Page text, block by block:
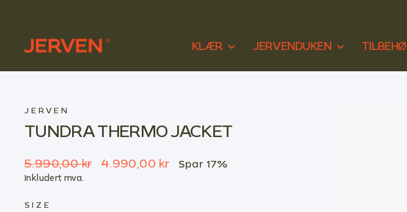
innhold
KLÆR JERVENDUKEN
JERVEN
TUNDRA THERMO JACKET
Ordinær
pris
5.990,00 kr Salgspris
4.990,00 kr Spar 17%
Inkludert mva.
SIZE